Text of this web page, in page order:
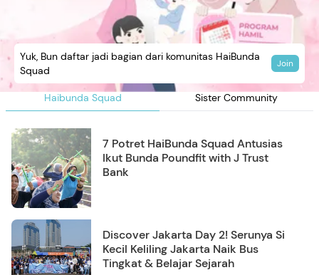
Haibunda Squad Sister Community
Yuk, Bun daftar jadi bagian dari komunitas HaiBunda
Squad
Join
7 Potret HaiBunda Squad Antusias
Ikut Bunda Poundfit with J Trust
Bank
Discover Jakarta Day 2! Serunya Si
Kecil Keliling Jakarta Naik Bus
Tingkat & Belajar Sejarah